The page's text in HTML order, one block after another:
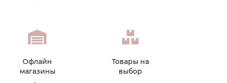
Офлайн
магазины
Товары на
выбор